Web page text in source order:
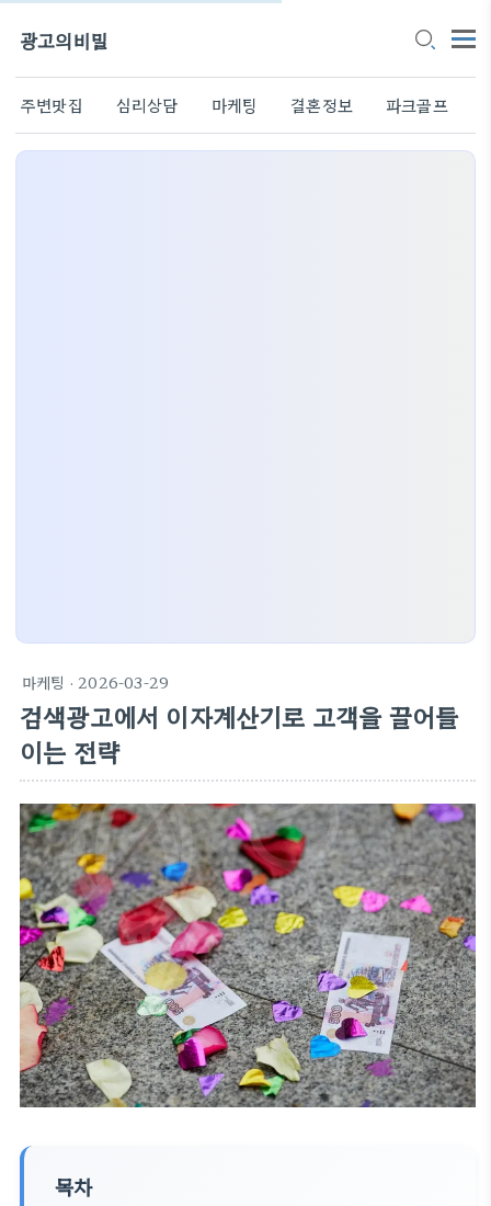
광고의비밀
주변맛집 심리상담 마케팅 결혼정보 파크골프
마케팅 · 2026-03-29
검색광고에서 이자계산기로 고객을 끌어들
이는 전략
목차